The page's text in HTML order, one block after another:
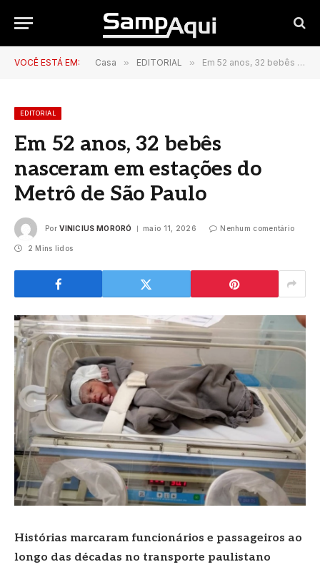
VOCÊ ESTÁ EM: Casa » EDITORIAL » Em 52 anos, 32 bebês nasceram em estações do Metrô de São Paulo
EDITORIAL
Em 52 anos, 32 bebês
nasceram em estações do
Metrô de São Paulo
Por VINICIUS MORORÓ maio 11, 2026 Nenhum comentário
2 Mins lidos
Histórias marcaram funcionários e passageiros ao
longo das décadas no transporte paulistano